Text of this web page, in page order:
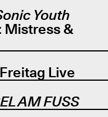
Youth
&
Live
AM FUSS